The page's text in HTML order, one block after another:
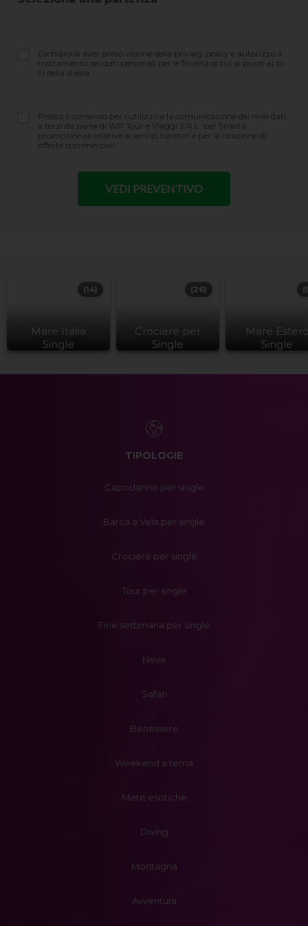
Dichiaro di aver preso visione della privacy policy e autorizzo il
trattamento dei dati personali per le finalità di cui ai punti a) b)
c) della stessa.
Presto il consenso per l’utilizzo e la comunicazione dei miei dati
a terzi da parte di WP Tour e Viaggi S.R.L. per finalità
promozionali relative ai servizi turistici e per la ricezione di
offerte commerciali.
Mare Italia
Single
(14)
Crociere per
Single
(26)
Mare
Single
TIPOLOGIE
Capodanno per single
Barca a Vela per single
Crociere per single
Tour per single
Fine settimana per single
Neve
Safari
Benessere
Weekend a tema
Mete esotiche
Diving
Montagna
Avventura